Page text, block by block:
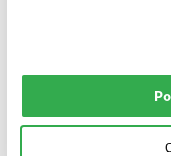
které pořádá katedra
Do 3 dní
Tento produkt
aj trochu rýchlejšie!